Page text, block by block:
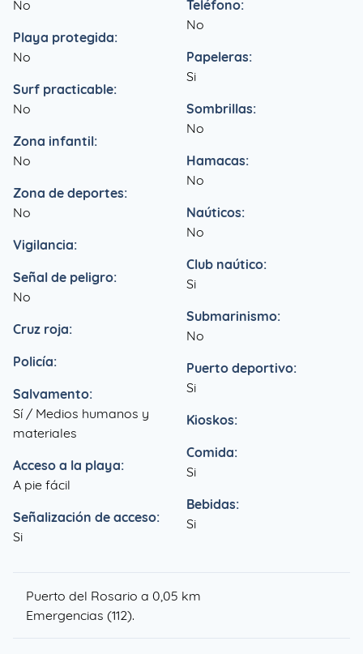
No
Playa protegida:
No
Surf practicable:
No
Zona infantil:
No
Zona de deportes:
No
Vigilancia:
Señal de peligro:
No
Cruz roja:
Policía:
Salvamento:
Sí / Medios humanos y
materiales
Acceso a la playa:
A pie fácil
Señalización de acceso:
Si
Teléfono:
No
Papeleras:
Si
Sombrillas:
No
Hamacas:
No
Naúticos:
No
Club naútico:
Si
Submarinismo:
No
Puerto deportivo:
Si
Kioskos:
Comida:
Si
Bebidas:
Si
Puerto del Rosario a 0,05 km
Emergencias (112).